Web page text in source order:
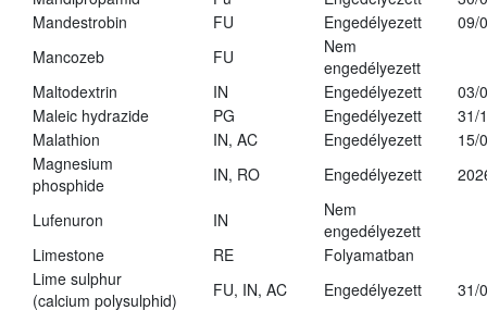
Mandestrobin
FU Engedélyezett
09/
Mancozeb
FU
Nem
engedélyezett
Maltodextrin
IN Engedélyezett
03/
Maleic hydrazide
PG Engedélyezett
31/
Malathion
IN, AC Engedélyezett
15/
Magnesium
phosphide
IN, RO Engedélyezett
Lufenuron IN
Nem
engedélyezett
Limestone
RE
Folyamatban
Lime sulphur
(calcium polysulphid)
FU, IN, AC Engedélyezett
31/